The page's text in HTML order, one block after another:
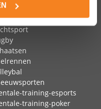
training-esports
training-poker